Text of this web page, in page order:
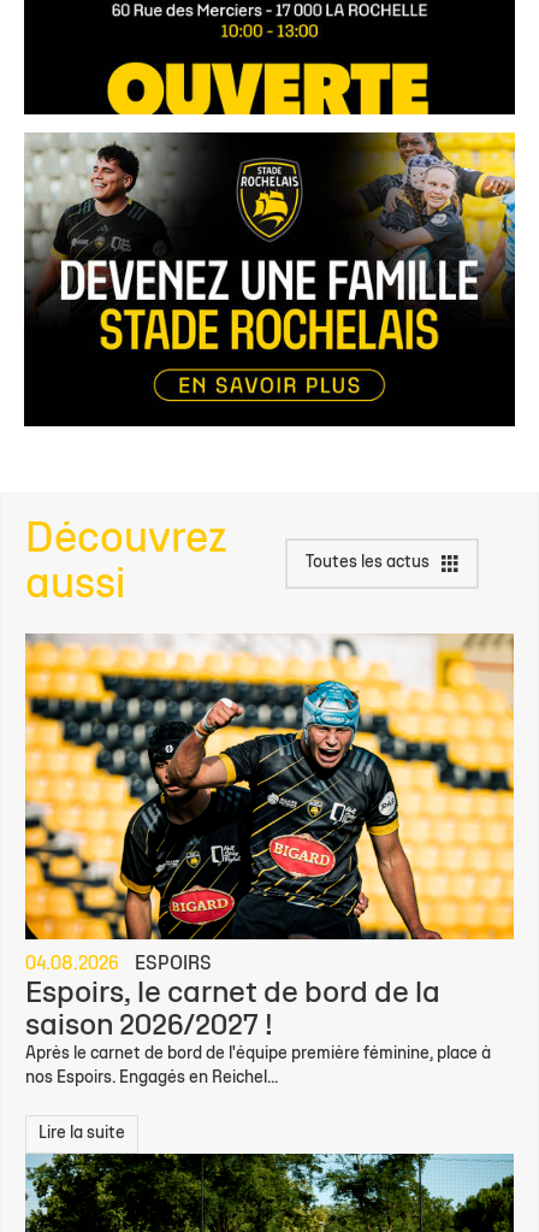
Découvrez
aussi
Toutes les actus
04.08.2026 ESPOIRS
Espoirs, le carnet de bord de la
saison 2026/2027 !
Après le carnet de bord de l'équipe première féminine, place à
nos Espoirs. Engagés en Reichel...
Lire la suite